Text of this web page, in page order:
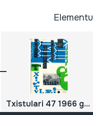
Txistulari 47 1966 garagarrilla, dagonilla,irailla